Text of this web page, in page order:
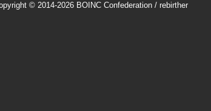
© 2014-2026 BOINC Confederation / rebirther